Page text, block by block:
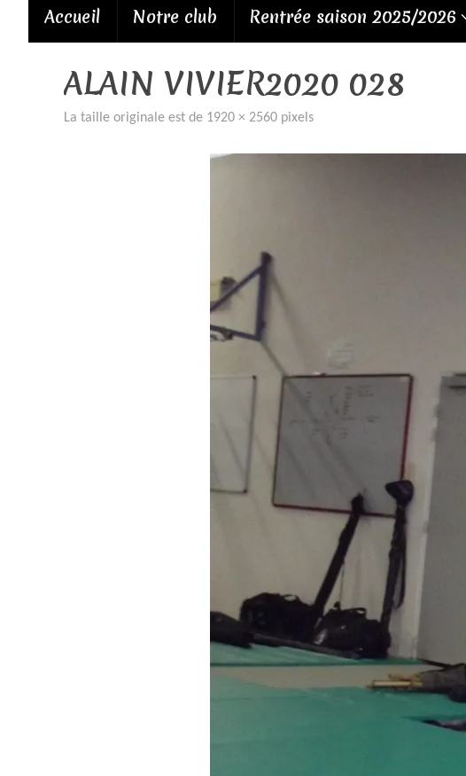
Accueil Notre club Rentrée saison 2025/2026
ALAIN VIVIER2020 028
La taille originale est de 1920 × 2560 pixels